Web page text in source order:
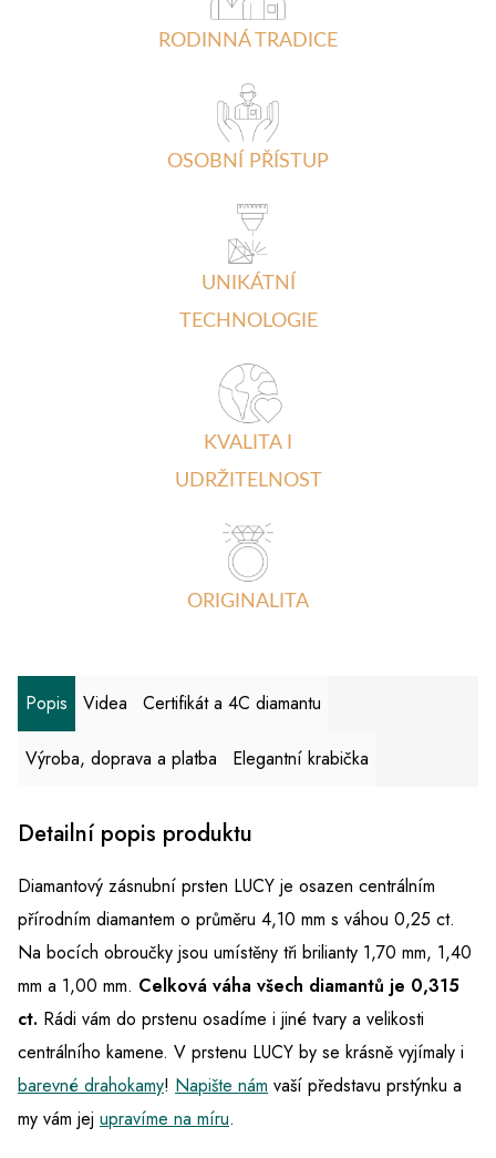
RODINNÁ TRADICE
OSOBNÍ PŘÍSTUP
UNIKÁTNÍ
TECHNOLOGIE
KVALITA I
UDRŽITELNOST
ORIGINALITA
Popis Videa Certifikát a 4C diamantu
Výroba, doprava a platba Elegantní krabička
Detailní popis produktu
Diamantový zásnubní prsten LUCY je osazen centrálním
přírodním diamantem o průměru 4,10 mm s váhou 0,25 ct.
Na bocích obroučky jsou umístěny tři brilianty 1,70 mm, 1,40
mm a 1,00 mm. Celková váha všech diamantů je 0,315
ct. Rádi vám do prstenu osadíme i jiné tvary a velikosti
centrálního kamene. V prstenu LUCY by se krásně vyjímaly i
barevné drahokamy! Napište nám vaší představu prstýnku a
my vám jej upravíme na míru.